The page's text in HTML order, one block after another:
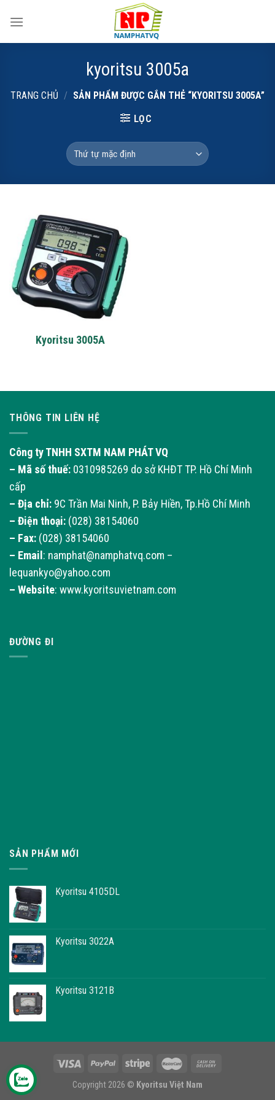
kyoritsu 3005a
TRANG CHỦ / SẢN PHẨM ĐƯỢC GẮN THẺ “KYORITSU 3005A”
LỌC
Kyoritsu 3005A
THÔNG TIN LIÊN HỆ
Công ty TNHH SXTM NAM PHÁT VQ
– Mã số thuế: 0310985269 do sở KHĐT TP. Hồ Chí Minh
cấp
– Địa chỉ: 9C Trần Mai Ninh, P. Bảy Hiền, Tp.Hồ Chí Minh
– Điện thoại: (028) 38154060
– Fax: (028) 38154060
– Email: namphat@namphatvq.com –
lequankyo@yahoo.com
– Website: www.kyoritsuvietnam.com
ĐƯỜNG ĐI
SẢN PHẨM MỚI
Kyoritsu 4105DL
Kyoritsu 3022A
Kyoritsu 3121B
Copyright 2026 © Kyoritsu Việt Nam